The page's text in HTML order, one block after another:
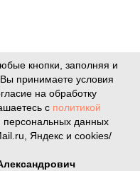
кнопки, заполняя и
принимаете условия
на обработку
с политикой
персональных данных
Яндекс и cookies/